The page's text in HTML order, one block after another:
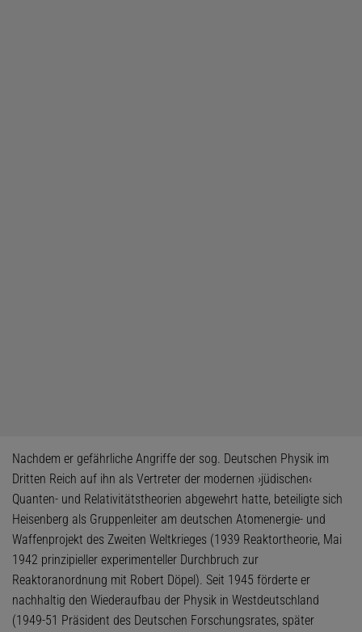
Nachdem er gefährliche Angriffe der sog. Deutschen Physik im
Dritten Reich auf ihn als Vertreter der modernen ›jüdischen‹
Quanten- und Relativitätstheorien abgewehrt hatte, beteiligte sich
Heisenberg als Gruppenleiter am deutschen Atomenergie- und
Waffenprojekt des Zweiten Weltkrieges (1939 Reaktortheorie, Mai
1942 prinzipieller experimenteller Durchbruch zur
Reaktoranordnung mit Robert Döpel). Seit 1945 förderte er
nachhaltig den Wiederaufbau der Physik in Westdeutschland
(1949-51 Präsident des Deutschen Forschungsrates, später